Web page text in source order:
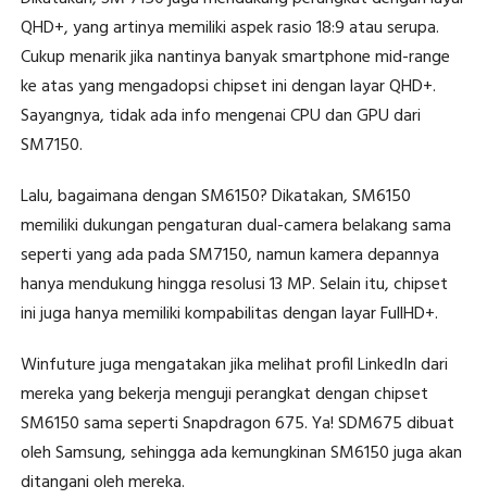
QHD+, yang artinya memiliki aspek rasio 18:9 atau serupa.
Cukup menarik jika nantinya banyak smartphone mid-range
ke atas yang mengadopsi chipset ini dengan layar QHD+.
Sayangnya, tidak ada info mengenai CPU dan GPU dari
SM7150.
Lalu, bagaimana dengan SM6150? Dikatakan, SM6150
memiliki dukungan pengaturan dual-camera belakang sama
seperti yang ada pada SM7150, namun kamera depannya
hanya mendukung hingga resolusi 13 MP. Selain itu, chipset
ini juga hanya memiliki kompabilitas dengan layar FullHD+.
Winfuture juga mengatakan jika melihat profil LinkedIn dari
mereka yang bekerja menguji perangkat dengan chipset
SM6150 sama seperti Snapdragon 675. Ya! SDM675 dibuat
oleh Samsung, sehingga ada kemungkinan SM6150 juga akan
ditangani oleh mereka.